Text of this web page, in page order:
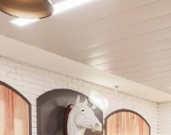
Un vasto
privatizar
clientes